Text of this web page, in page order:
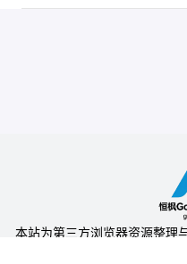
本站为第三方浏览器资源整理